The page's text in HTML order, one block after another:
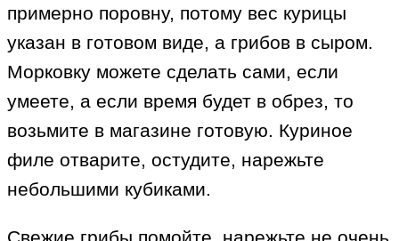
примерно поровну, потому вес курицы
указан в готовом виде, а грибов в сыром.
Морковку можете сделать сами, если
умеете, а если время будет в обрез, то
возьмите в магазине готовую. Куриное
филе отварите, остудите, нарежьте
небольшими кубиками.